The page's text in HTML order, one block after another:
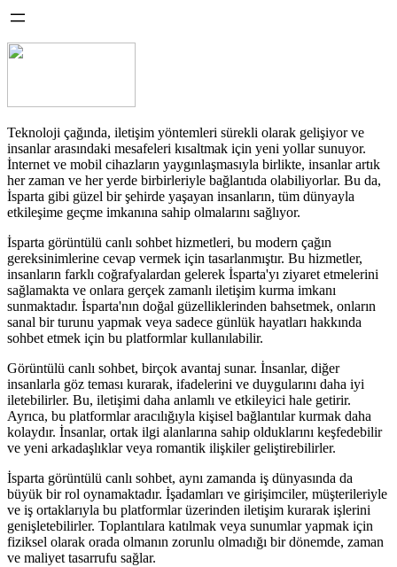
Teknoloji çağında, iletişim yöntemleri sürekli olarak gelişiyor ve
insanlar arasındaki mesafeleri kısaltmak için yeni yollar sunuyor.
İnternet ve mobil cihazların yaygınlaşmasıyla birlikte, insanlar artık
her zaman ve her yerde birbirleriyle bağlantıda olabiliyorlar. Bu da,
İsparta gibi güzel bir şehirde yaşayan insanların, tüm dünyayla
etkileşime geçme imkanına sahip olmalarını sağlıyor.
İsparta görüntülü canlı sohbet hizmetleri, bu modern çağın
gereksinimlerine cevap vermek için tasarlanmıştır. Bu hizmetler,
insanların farklı coğrafyalardan gelerek İsparta'yı ziyaret etmelerini
sağlamakta ve onlara gerçek zamanlı iletişim kurma imkanı
sunmaktadır. İsparta'nın doğal güzelliklerinden bahsetmek, onların
sanal bir turunu yapmak veya sadece günlük hayatları hakkında
sohbet etmek için bu platformlar kullanılabilir.
Görüntülü canlı sohbet, birçok avantaj sunar. İnsanlar, diğer
insanlarla göz teması kurarak, ifadelerini ve duygularını daha iyi
iletebilirler. Bu, iletişimi daha anlamlı ve etkileyici hale getirir.
Ayrıca, bu platformlar aracılığıyla kişisel bağlantılar kurmak daha
kolaydır. İnsanlar, ortak ilgi alanlarına sahip olduklarını keşfedebilir
ve yeni arkadaşlıklar veya romantik ilişkiler geliştirebilirler.
İsparta görüntülü canlı sohbet, aynı zamanda iş dünyasında da
büyük bir rol oynamaktadır. İşadamları ve girişimciler, müşterileriyle
ve iş ortaklarıyla bu platformlar üzerinden iletişim kurarak işlerini
genişletebilirler. Toplantılara katılmak veya sunumlar yapmak için
fiziksel olarak orada olmanın zorunlu olmadığı bir dönemde, zaman
ve maliyet tasarrufu sağlar.